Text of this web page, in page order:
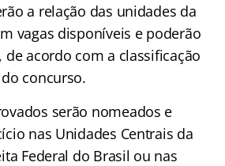
a relação das unidades da
vagas disponíveis e poderão
de acordo com a classificação
concurso.
serão nomeados e
nas Unidades Centrais da
Federal do Brasil ou nas